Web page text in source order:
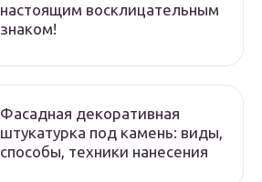
настоящим восклицательным
знаком!
Фасадная декоративная
штукатурка под камень: виды,
способы, техники нанесения